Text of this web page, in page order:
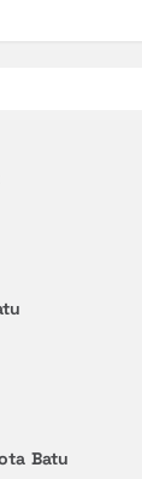
Batu